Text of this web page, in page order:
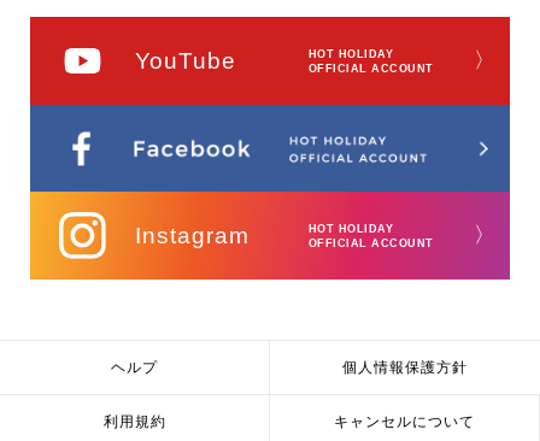
YouTube
HOT HOLIDAY
OFFICIAL ACCOUNT
〉
Instagram
HOT HOLIDAY
OFFICIAL ACCOUNT
〉
ヘルプ 個人情報保護方針
利用規約 キャンセルについて